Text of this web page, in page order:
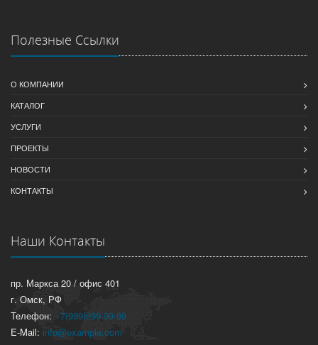
Полезные Ссылки
О КОМПАНИИ
КАТАЛОГ
УСЛУГИ
ПРОЕКТЫ
НОВОСТИ
КОНТАКТЫ
Наши Контакты
пр. Маркса 20 / офис 401
г. Омск, РФ
Телефон: +7(999)999-99-99
E-Mail: info@example.com